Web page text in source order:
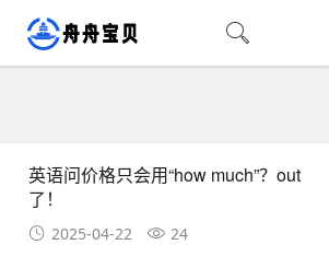
英语问价格只会用“how much”？out
了！
2025-04-22 24